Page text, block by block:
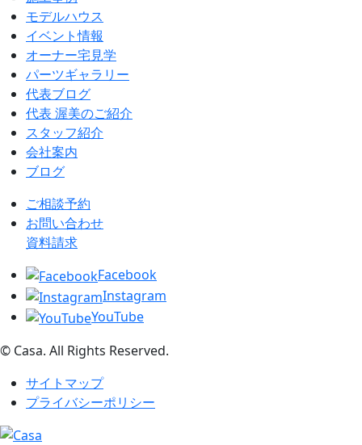
モデルハウス
イベント情報
オーナー宅見学
パーツギャラリー
代表ブログ
代表 渥美のご紹介
スタッフ紹介
会社案内
ブログ
ご相談予約
お問い合わせ
資料請求
Facebook
Instagram
YouTube
© Casa. All Rights Reserved.
サイトマップ
プライバシーポリシー